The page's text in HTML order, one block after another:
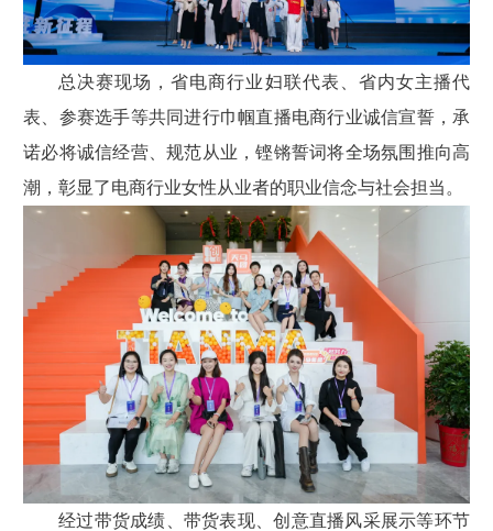
总决赛现场，省电商行业妇联代表、省内女主播代
表、参赛选手等共同进行巾帼直播电商行业诚信宣誓，承
诺必将诚信经营、规范从业，铿锵誓词将全场氛围推向高
潮，彰显了电商行业女性从业者的职业信念与社会担当。
经过带货成绩、带货表现、创意直播风采展示等环节